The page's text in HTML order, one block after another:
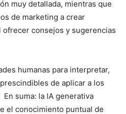
muy detallada, mientras que
de marketing a crear
consejos y sugerencias
humanas para interpretar,
de aplicar a los
suma: la IA generativa
el conocimiento puntual de